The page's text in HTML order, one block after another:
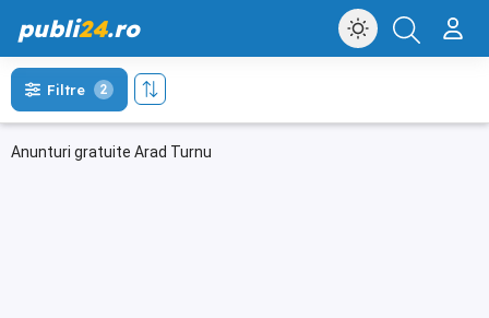
publi24.ro
Anunturi gratuite Arad Turnu
Filtre 2